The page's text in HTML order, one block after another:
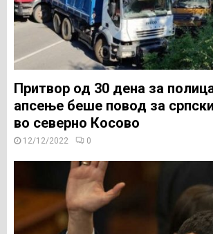
Притвор од 30 дена за
апсење беше повод за
во северно Косово
12/12/2022 0